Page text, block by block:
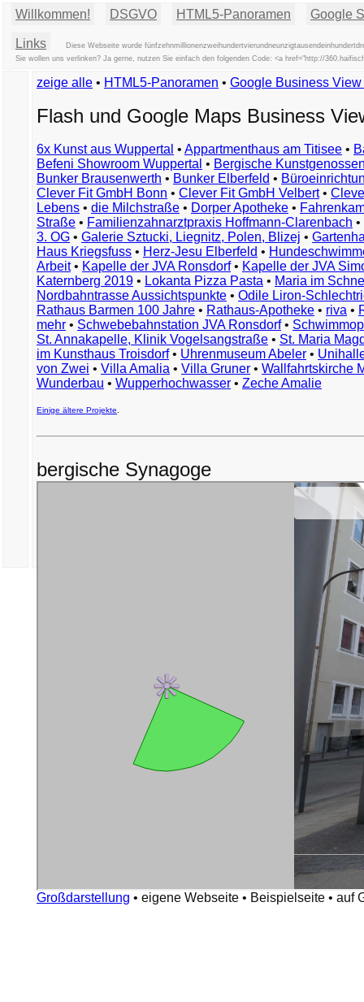
Willkommen! DSGVO HTML5-Panoramen Google
Links
Diese Webseite wurde
Sie wollen uns verlinken? Ja gerne, nutzen Sie einfach den folgenden Code: <a href="http://
zeige alle • HTML5-Panoramen • Google Business
Flash und Google Maps Business
6x Kunst aus Wuppertal • Appartmenthaus am Titisee •
Befeni Showroom Wuppertal • Bergische
Bunker Brausenwerth • Bunker Elberfeld •
Clever Fit GmbH Bonn • Clever Fit GmbH Velbert•
Lebens • die Milchstraße • Dorper Apotheke •
Straße • Familienzahnarztpraxis Hoffmann-Clarenbach •
3. OG • Galerie Sztucki, Liegnitz, Polen, Blizej •
Haus Kriegsfuss • Herz-Jesu Elberfeld •
Arbeit• Kapelle der JVA Ronsdorf• Kapelle der JVA
Katernberg 2019 • Lokanta Pizza Pasta • Maria im
Nordbahntrasse Aussichtspunkte • Odile Liron-
Rathaus Barmen 100 Jahre • Rathaus-Apotheke • riva •
mehr • Schwebebahnstation JVA Ronsdorf•
St. Annakapelle, Klinik Vogelsangstraße • St. Maria
im Kunsthaus Troisdorf• Uhrenmuseum Abeler •
von Zwei • Villa Amalia • Villa Gruner • Wallfahrtskirche
Wunderbau • Wupperhochwasser • Zeche Amalie
Einige ältere Projekte
bergische Synagoge
Großdarstellung • eigene Webseite • Beispielseite • auf